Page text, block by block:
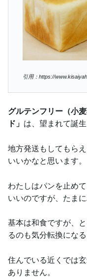
引用：https://
グルテンフリー（小
ド」 は、望まれて誕
地方発送もしてもら
いいかなと思います。
わたしはパンを止め
いいのですが、たま
基本は和食ですが、
るのも気分転換にな
住んでいる近くでは
ありません。